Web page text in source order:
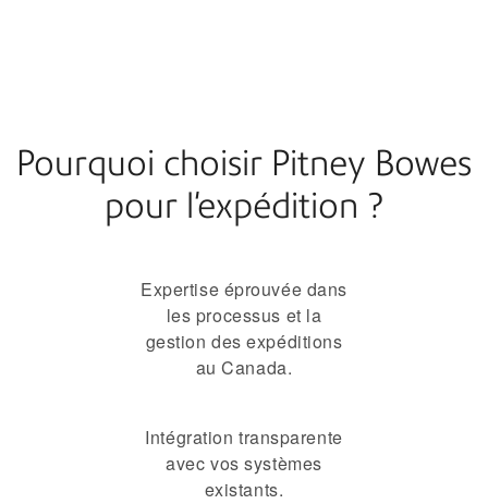
Pourquoi choisir Pitney Bowes
pour l'expédition ?
Expertise éprouvée dans
les processus et la
gestion des expéditions
au Canada.
Intégration transparente
avec vos systèmes
existants.